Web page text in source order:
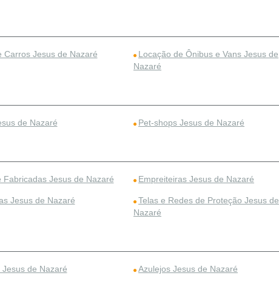
Carros Jesus de Nazaré
Locação de Ônibus e Vans Jesus de
Nazaré
de Nazaré Pet-shops Jesus de Nazaré
Fabricadas Jesus de Nazaré Empreiteiras Jesus de Nazaré
Jesus de Nazaré
Telas e Redes de Proteção Jesus de
Nazaré
de Nazaré Azulejos Jesus de Nazaré